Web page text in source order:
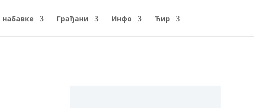
набавке Грађани Инфо Ћир